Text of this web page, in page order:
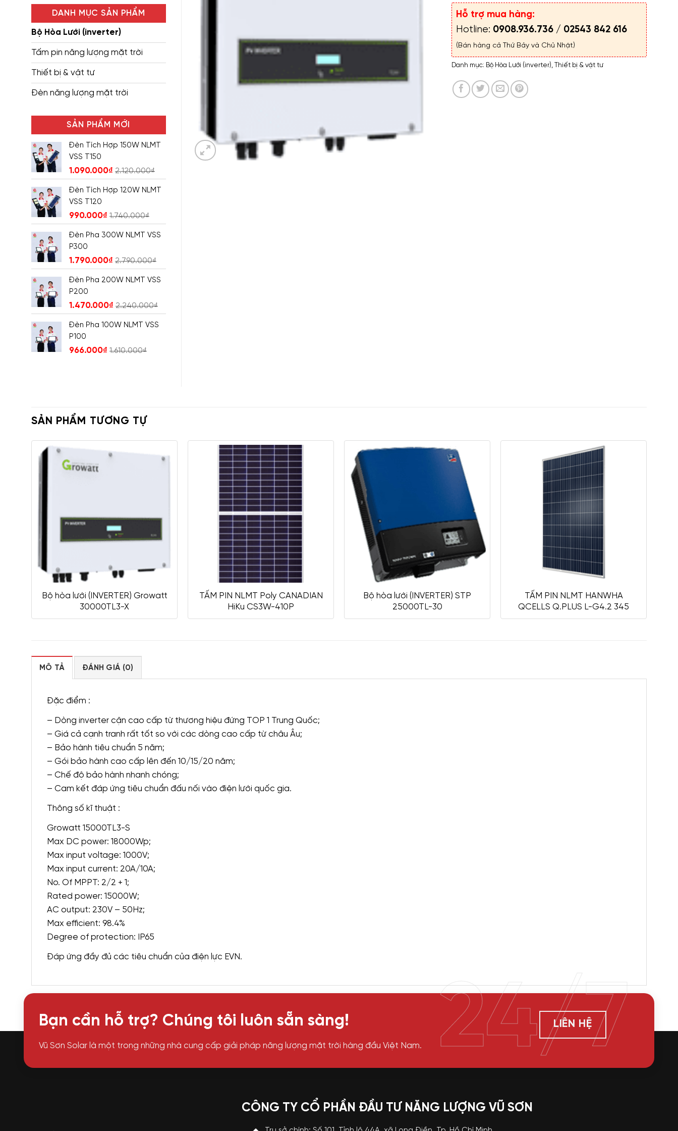
Hỗ trợ mua hàng:
Hotline: 0908.936.736 / 02543 842 616
(Bán hàng cả Thứ Bảy và Chủ Nhật)
Danh mục: Bộ Hòa Lưới (inverter), Thiết bị & vật tư
DANH MỤC SẢN PHẨM
Bộ Hòa Lưới (inverter)
Tấm pin năng lượng mặt trời
Thiết bị & vật tư
Đèn năng lượng mặt trời
SẢN PHẨM MỚI
Đèn Tích Hợp 150W NLMT
VSS T150
1.090.000₫ 2.120.000₫
Đèn Tích Hợp 120W NLMT
VSS T120
990.000₫ 1.740.000₫
Đèn Pha 300W NLMT VSS
P300
1.790.000₫ 2.790.000₫
Đèn Pha 200W NLMT VSS
P200
1.470.000₫ 2.240.000₫
Đèn Pha 100W NLMT VSS
P100
966.000₫ 1.610.000₫
SẢN PHẨM TƯƠNG TỰ
Bộ hòa lưới (INVERTER) Growatt
30000TL3-X
TẤM PIN NLMT Poly CANADIAN
HiKu CS3W-410P
Bộ hòa lưới (INVERTER) STP
25000TL-30
TẤM PIN NLMT HANWHA
QCELLS Q.PLUS L-G4.2 345
MÔ TẢ ĐÁNH GIÁ (0)
Đặc điểm :
– Dòng inverter cận cao cấp từ thương hiệu đứng TOP 1 Trung Quốc;
– Giá cả cạnh tranh rất tốt so với các dòng cao cấp từ châu Âu;
– Bảo hành tiêu chuẩn 5 năm;
– Gói bảo hành cao cấp lên đến 10/15/20 năm;
– Chế độ bảo hành nhanh chóng;
– Cam kết đáp ứng tiêu chuẩn đấu nối vào điện lưới quốc gia.
Thông số kĩ thuật :
Growatt 15000TL3-S
Max DC power: 18000Wp;
Max input voltage: 1000V;
Max input current: 20A/10A;
No. Of MPPT: 2/2 + 1;
Rated power: 15000W;
AC output: 230V – 50Hz;
Max efficient: 98.4%
Degree of protection: IP65
Đáp ứng đầy đủ các tiêu chuẩn của điện lực EVN.
Bạn cần hỗ trợ? Chúng tôi luôn sẵn sàng!
Vũ Sơn Solar là một trong những nhà cung cấp giải pháp năng lượng mặt trời hàng đầu Việt Nam.
LIÊN HỆ
24/7
CÔNG TY CỔ PHẦN ĐẦU TƯ NĂNG LƯỢNG VŨ SƠN